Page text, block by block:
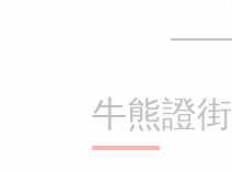
牛熊證